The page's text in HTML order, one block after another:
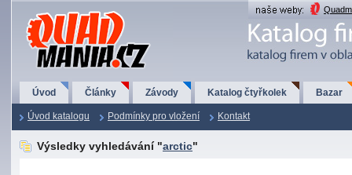
QuadMania.cz
Úvod Články Závody Katalog čtyřkolek Bazar
Úvod katalogu Podmínky pro vložení Kontakt
Výsledky vyhledávání "arctic"